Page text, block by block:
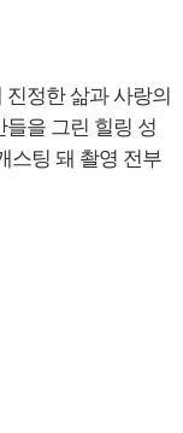
정한 삶과 사랑의
을 그린 힐링 성
스팅 돼 촬영 전부